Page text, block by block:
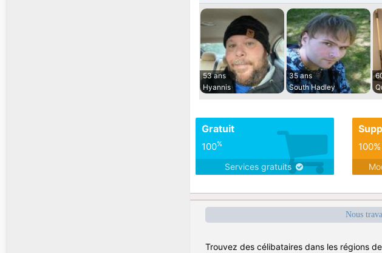
53 ans
Hyannis
35 ans
South Hadley
Gratuit
100%
Services gratuits
Nous
Trouvez des célibataires dans les régions